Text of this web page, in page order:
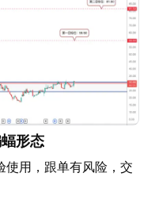
2026 年初，股价成功
趋势压力)。成交
有效性。在触及 44.99
该位置的阻力，股价出
个交易日，成交量显
，说明抛压已大幅衰
支撑构筑的“防御核心
黄金区： 第一道防
价目前正精准测试此
心层：35.17 (短线
形态
使用，跟单有风险，交